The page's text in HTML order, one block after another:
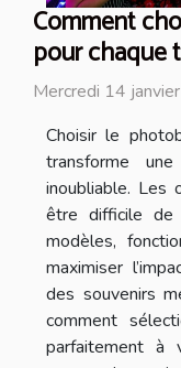
Comment
pour chaque
Mercredi 14
Choisir le
transforme
inoubliable. Les
être difficile de
modèles,
maximiser
des souvenirs
comment
parfaitement à